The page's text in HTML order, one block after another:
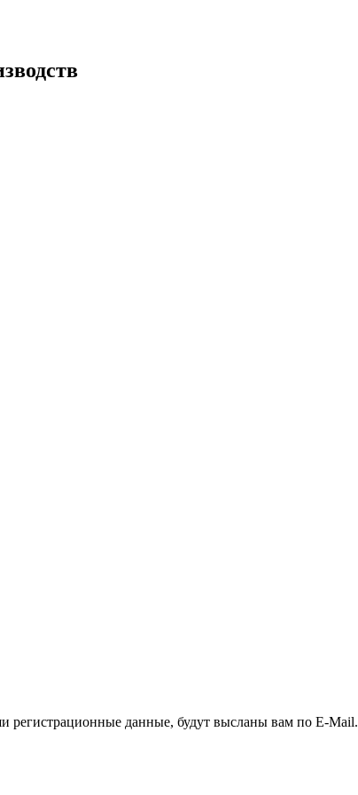
регистрационные данные, будут высланы вам по E-Mail.